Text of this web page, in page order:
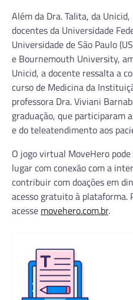
Além da Dra. Talita, da
docentes da Universidade
Universidade de São Paulo
e Bournemouth University,
Unicid, a docente ressalta a
curso de Medicina da
professora Dra. Viviani
graduação, que participaram
e do teleatendimento aos
O jogo virtual MoveHero
lugar com conexão com a
contribuir com doações em
acesso gratuito à plataforma.
acesse movehero.com.br.